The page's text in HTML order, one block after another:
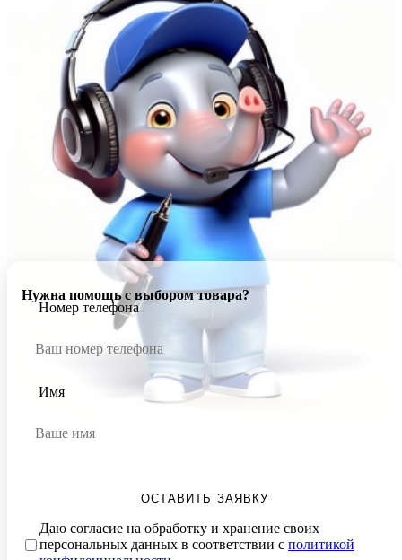
Нужна помощь с выбором товара?
Номер телефона
Имя
ОСТАВИТЬ ЗАЯВКУ
Даю согласие на обработку и хранение своих
персональных данных в соответствии с политикой